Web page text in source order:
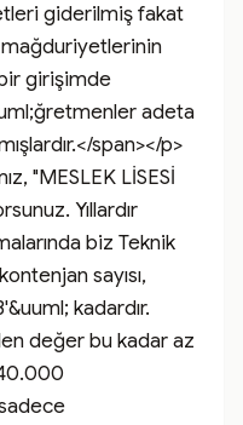
giderilmiş fakat
girişimde
adeta
span></p>
"MESLEK LİSESİ
Yıllardır
biz Teknik
sayısı,
kadardır.
değer bu kadar az